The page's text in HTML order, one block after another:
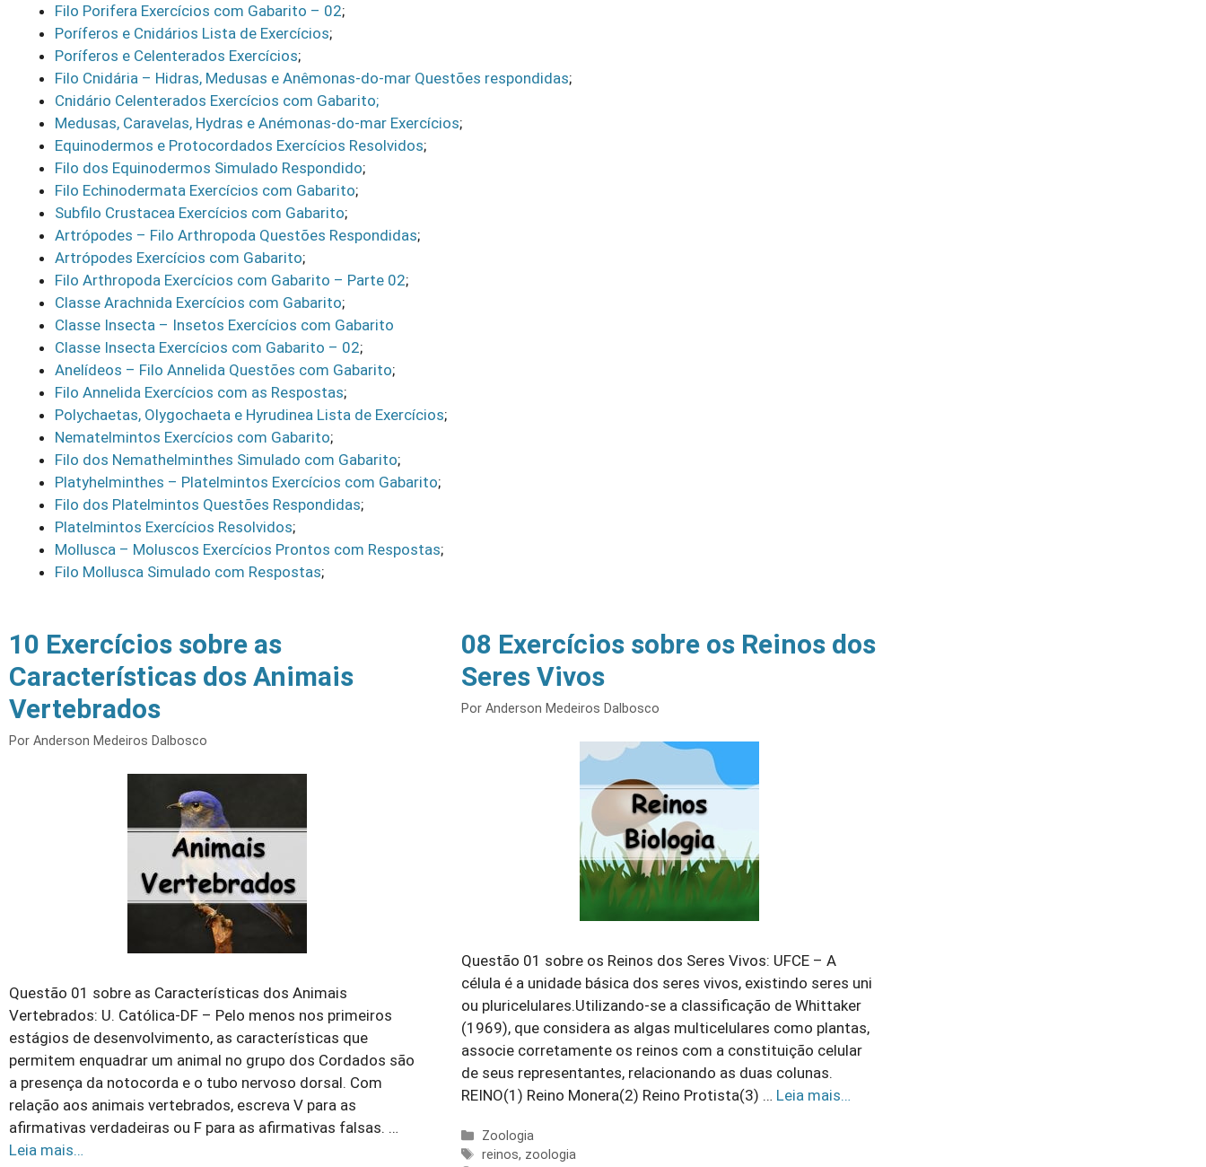
Filo Porifera Exercícios com Gabarito – 02;
Poríferos e Cnidários Lista de Exercícios;
Poríferos e Celenterados Exercícios;
Filo Cnidária – Hidras, Medusas e Anêmonas-do-mar Questões respondidas;
Cnidário Celenterados Exercícios com Gabarito;
Medusas, Caravelas, Hydras e Anémonas-do-mar Exercícios;
Equinodermos e Protocordados Exercícios Resolvidos;
Filo dos Equinodermos Simulado Respondido;
Filo Echinodermata Exercícios com Gabarito;
Subfilo Crustacea Exercícios com Gabarito;
Artrópodes – Filo Arthropoda Questões Respondidas;
Artrópodes Exercícios com Gabarito;
Filo Arthropoda Exercícios com Gabarito – Parte 02;
Classe Arachnida Exercícios com Gabarito;
Classe Insecta – Insetos Exercícios com Gabarito
Classe Insecta Exercícios com Gabarito – 02;
Anelídeos – Filo Annelida Questões com Gabarito;
Filo Annelida Exercícios com as Respostas;
Polychaetas, Olygochaeta e Hyrudinea Lista de Exercícios;
Nematelmintos Exercícios com Gabarito;
Filo dos Nemathelminthes Simulado com Gabarito;
Platyhelminthes – Platelmintos Exercícios com Gabarito;
Filo dos Platelmintos Questões Respondidas;
Platelmintos Exercícios Resolvidos;
Mollusca – Moluscos Exercícios Prontos com Respostas;
Filo Mollusca Simulado com Respostas;
10 Exercícios sobre as
Características dos Animais
Vertebrados
Por Anderson Medeiros Dalbosco
Questão 01 sobre as Características dos Animais
Vertebrados: U. Católica-DF – Pelo menos nos primeiros
estágios de desenvolvimento, as características que
permitem enquadrar um animal no grupo dos Cordados são
a presença da notocorda e o tubo nervoso dorsal. Com
relação aos animais vertebrados, escreva V para as
afirmativas verdadeiras ou F para as afirmativas falsas. …
Leia mais…
08 Exercícios sobre os Reinos dos
Seres Vivos
Por Anderson Medeiros Dalbosco
Questão 01 sobre os Reinos dos Seres Vivos: UFCE – A
célula é a unidade básica dos seres vivos, existindo seres uni
ou pluricelulares.Utilizando-se a classificação de Whittaker
(1969), que considera as algas multicelulares como plantas,
associe corretamente os reinos com a constituição celular
de seus representantes, relacionando as duas colunas.
REINO(1) Reino Monera(2) Reino Protista(3) … Leia mais…
Categorias
Zoologia
Tags
reinos, zoologia